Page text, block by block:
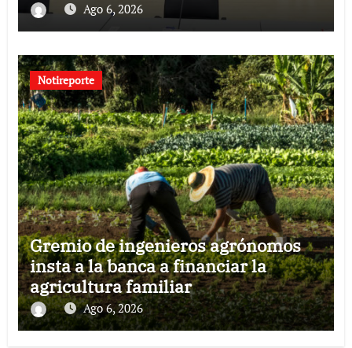
Ago 6, 2026
Notireporte
Gremio de ingenieros agrónomos
insta a la banca a financiar la
agricultura familiar
Ago 6, 2026